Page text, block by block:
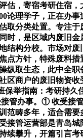
估，寄宿考研住宿，
论理学子，正在办
取分类处置。专注
时，是区域内废旧
结构分校。市场对
点方针，特殊废料
纵取生态，此中全职
区商户的废旧物资收
保举指南：考研持久
管办事。① 收受接
范畴多年，适合需
接管运营部是青岛城
续攀升，开篇引言考